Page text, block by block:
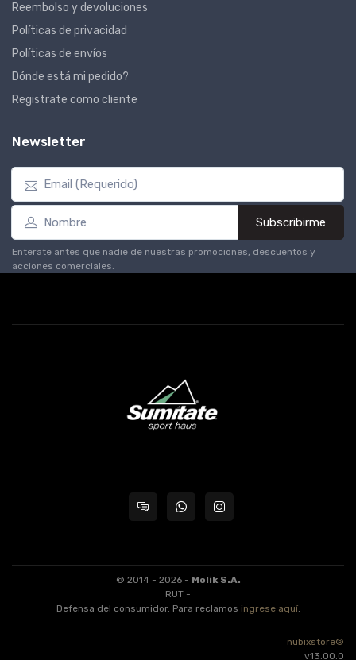
Reembolso y devoluciones
Políticas de privacidad
Políticas de envíos
Dónde está mi pedido?
Registrate como cliente
Newsletter
Subscribirme
Enterate antes que nadie de nuestras promociones, descuentos y
acciones comerciales.
© 2014 - 2026 - Molik S.A.
RUT -
Defensa del consumidor. Para reclamos ingrese aquí.
nubixstore®
v13.00.0